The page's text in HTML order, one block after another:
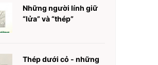
Những người lính giữ
“lửa” và “thép”
Thép dưới cỏ - những